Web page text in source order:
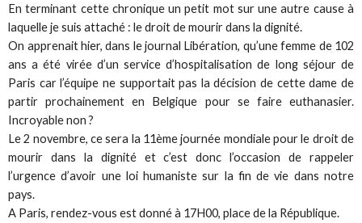
En terminant cette chronique un petit mot sur une autre cause à
laquelle je suis attaché : le droit de mourir dans la dignité.
On apprenait hier, dans le journal Libération, qu’une femme de 102
ans a été virée d’un service d’hospitalisation de long séjour de
Paris car l’équipe ne supportait pas la décision de cette dame de
partir prochainement en Belgique pour se faire euthanasier.
Incroyable non ?
Le 2 novembre, ce sera la 11ème journée mondiale pour le droit de
mourir dans la dignité et c’est donc l’occasion de rappeler
l’urgence d’avoir une loi humaniste sur la fin de vie dans notre
pays.
A Paris, rendez-vous est donné à 17H00, place de la République.